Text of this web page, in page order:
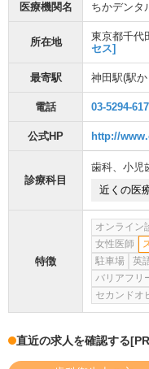
医療機関名 ちかデンタ
所在地 東京都千代
セス]
最寄駅 神田駅(駅か
電話 03-5294-
公式HP http://
診療科目
歯科、 小児
近くの医
特徴
オンライン
女性医師
駐車場
英
バリアフリ
セカンドオ
直近の求人を確認する